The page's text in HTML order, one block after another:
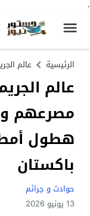
.
الرئيسية عالم
هطول
باكستان
حوادث و جرائم
13 يونيو 2026